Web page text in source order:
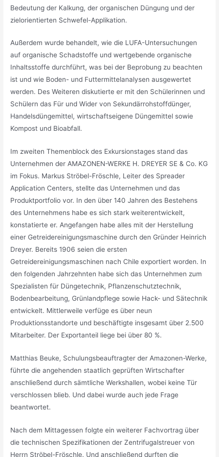
Bedeutung der Kalkung, der organischen Düngung und der
zielorientierten Schwefel-Applikation.
Außerdem wurde behandelt, wie die LUFA-Untersuchungen
auf organische Schadstoffe und wertgebende organische
Inhaltsstoffe durchführt, was bei der Beprobung zu beachten
ist und wie Boden- und Futtermittelanalysen ausgewertet
werden. Des Weiteren diskutierte er mit den Schülerinnen und
Schülern das Für und Wider von Sekundärrohstoffdünger,
Handelsdüngemittel, wirtschaftseigene Düngemittel sowie
Kompost und Bioabfall.
Im zweiten Themenblock des Exkursionstages stand das
Unternehmen der AMAZONEN-WERKE H. DREYER SE & Co. KG
im Fokus. Markus Ströbel-Fröschle, Leiter des Spreader
Application Centers, stellte das Unternehmen und das
Produktportfolio vor. In den über 140 Jahren des Bestehens
des Unternehmens habe es sich stark weiterentwickelt,
konstatierte er. Angefangen habe alles mit der Herstellung
einer Getreidereinigungsmaschine durch den Gründer Heinrich
Dreyer. Bereits 1906 seien die ersten
Getreidereinigungsmaschinen nach Chile exportiert worden. In
den folgenden Jahrzehnten habe sich das Unternehmen zum
Spezialisten für Düngetechnik, Pflanzenschutztechnik,
Bodenbearbeitung, Grünlandpflege sowie Hack- und Sätechnik
entwickelt. Mittlerweile verfüge es über neun
Produktionsstandorte und beschäftigte insgesamt über 2.500
Mitarbeiter. Der Exportanteil liege bei über 80 %.
Matthias Beuke, Schulungsbeauftragter der Amazonen-Werke,
führte die angehenden staatlich geprüften Wirtschafter
anschließend durch sämtliche Werkshallen, wobei keine Tür
verschlossen blieb. Und dabei wurde auch jede Frage
beantwortet.
Nach dem Mittagessen folgte ein weiterer Fachvortrag über
die technischen Spezifikationen der Zentrifugalstreuer von
Herrn Ströbel-Fröschle. Und anschließend durften die